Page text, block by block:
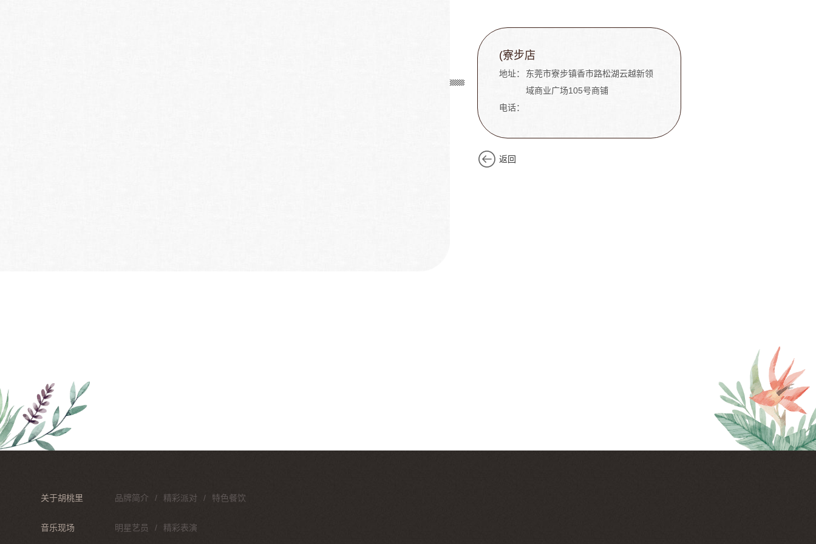
(寮步店
地址：
东莞市寮步镇香市路松湖云越新领
域商业广场105号商铺
电话：
返回
关于胡桃里 品牌简介 精彩派对 特色餐饮
音乐现场 明星艺员 精彩表演